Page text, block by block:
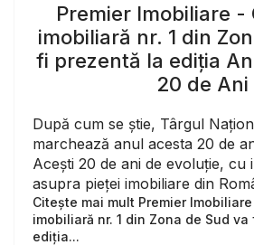
Premier Imobiliare -
imobiliară nr. 1 din
fi prezentă la ediția
20 de Ani
După cum se știe, Târgul
marchează anul acesta 20 de
Acești 20 de ani de evoluție, cu
asupra pieței imobiliare din
Citește mai mult Premier
imobiliară nr. 1 din Zona de Sud
ediția...